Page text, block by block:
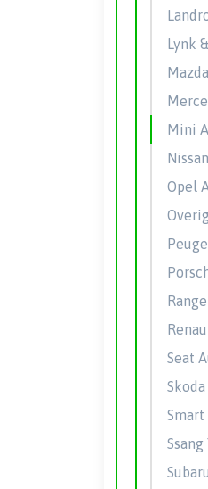
Lynk
Mini
Opel
Seat